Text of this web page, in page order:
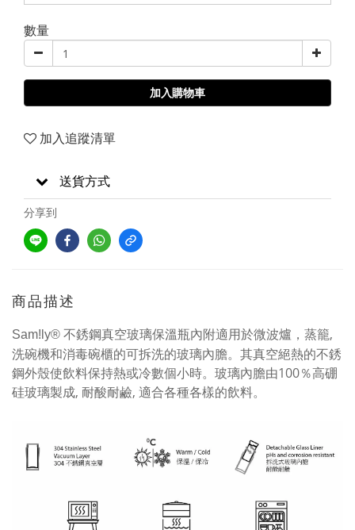
數量
加入購物車
加入追蹤清單
送貨方式
分享到
商品描述
Sam!ly® 不銹鋼真空玻璃保溫瓶內附適用於微波爐，蒸籠,
洗碗機和消毒碗櫃的可拆洗的玻璃內膽。其真空絕熱的不銹
鋼外殼使飲料保持熱或冷數個小時。玻璃內膽由100％高硼
硅玻璃製成, 耐酸耐鹼, 適合各種各樣的飲料。